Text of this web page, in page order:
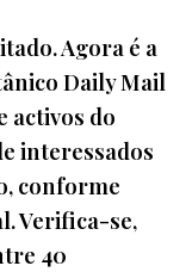
Agora é a
Daily Mail
activos do
interessados
conforme
Verifica-se,
40